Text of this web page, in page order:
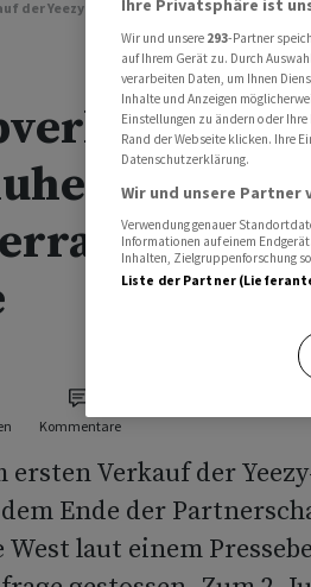
der Yeezy-Schuhe beschert Adidas
der
beschert
Kommentare
Verkauf der
Ende der
West laut einem
Ihre Privatsphäre ist
Wir und unsere 293-Partner
auf Ihrem Gerät zu. Durch
verarbeiten Daten, um Ihnen
Inhalte und Anzeigen
Einstellungen zu ändern oder
Rand der Webseite klicken. Ihre
Datenschutzerklärung.
Wir und unsere
Verwendung genauer
Informationen auf einem
Inhalten, Zielgruppenforschung
Liste der Partner